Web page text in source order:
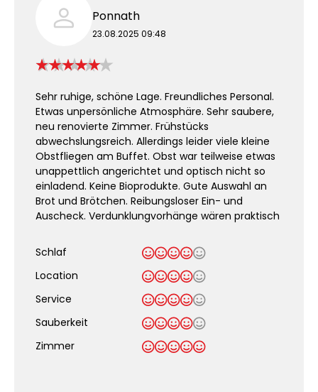
Ponnath
23.08.2025 09:48
Sehr ruhige, schöne Lage. Freundliches Personal.
Etwas unpersönliche Atmosphäre. Sehr saubere,
neu renovierte Zimmer. Frühstücks
abwechslungsreich. Allerdings leider viele kleine
Obstfliegen am Buffet. Obst war teilweise etwas
unappettlich angerichtet und optisch nicht so
einladend. Keine Bioprodukte. Gute Auswahl an
Brot und Brötchen. Reibungsloser Ein- und
Auscheck. Verdunklungvorhänge wären praktisch
Schlaf
Location
Service
Sauberkeit
Zimmer